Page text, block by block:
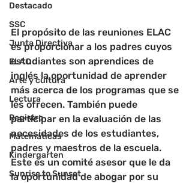
Destacado
SSC
Junta Directiva
ELAC
Arte y cultura
Lectura
Registro
Matemáticas
Kindergarten
Sunrise to Sunset
El propósito de las reuniones ELAC
es proporcionar a los padres cuyos
estudiantes son aprendices de
inglés la oportunidad de aprender
más acerca de los programas que se
les ofrecen. También puede
participar en la evaluación de las
necesidades de los estudiantes,
padres y maestros de la escuela.
Este es un comité asesor que le da
la oportunidad de abogar por su